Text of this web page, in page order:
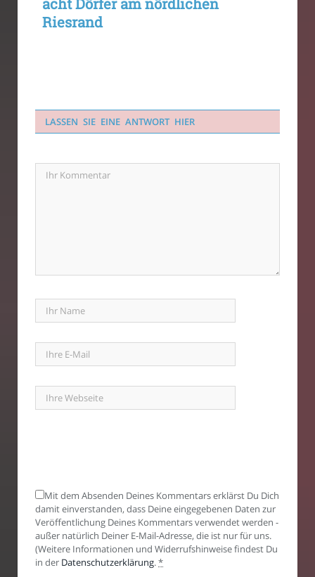
Riesrand
LASSEN SIE EINE ANTWORT HIER
Mit dem Absenden Deines Kommentars erklärst Du Dich
damit einverstanden, dass Deine eingegebenen Daten zur
Veröffentlichung Deines Kommentars verwendet werden -
außer natürlich Deiner E-Mail-Adresse, die ist nur für uns.
(Weitere Informationen und Widerrufshinweise findest Du
in der Datenschutzerklärung.*